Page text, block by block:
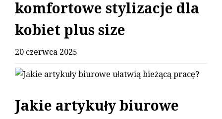
komfortowe stylizacje dla
kobiet plus size
20 czerwca 2025
Jakie artykuły biurowe